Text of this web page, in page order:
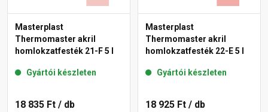
Masterplast
Thermomaster akril
homlokzatfesték 21-F 5 l
Gyártói készleten
18 835 Ft / db
Masterplast
Thermomaster akril
homlokzatfesték 22-E 5 l
Gyártói készleten
18 925 Ft / db